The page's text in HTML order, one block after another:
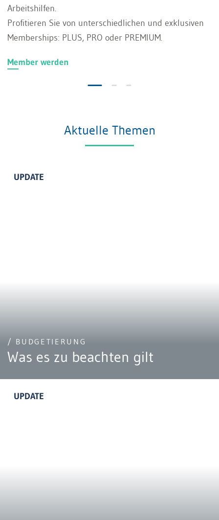
Arbeitshilfen.
Profitieren Sie von unterschiedlichen und exklusiven
Memberships: PLUS, PRO oder PREMIUM.
Member werden
Aktuelle Themen
UPDATE
/ BUDGETIERUNG
Was es zu beachten gilt
UPDATE